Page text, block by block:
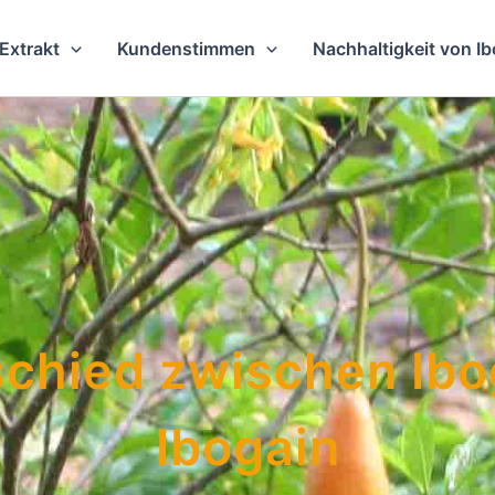
Kundenstimmen Nachhaltigkeit von
zwischen
Ibogain